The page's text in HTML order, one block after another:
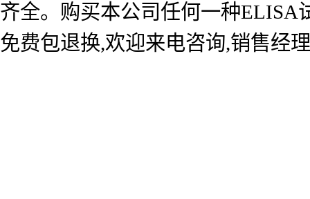
齐全。购买本公司任何一种ELISA
免费包退换,欢迎来电咨询,销售经